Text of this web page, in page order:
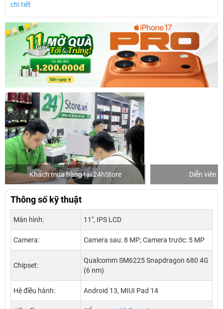
chi tiết
Khách mua hàng tại 24hStore Diễn viên
Thông số kỹ thuật
Màn hình: 11", IPS LCD
Camera: Camera sau: 8 MP; Camera trước: 5 MP
Chipset:
Qualcomm SM6225 Snapdragon 680 4G
(6 nm)
Hệ điều hành: Android 13, MIUI Pad 14